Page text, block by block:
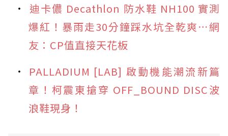
迪卡儂 Decathlon 防水鞋 NH100 實測
爆紅！暴雨走30分鐘踩水坑全乾爽⋯網
友：CP值直接天花板
PALLADIUM [LAB] 啟動機能潮流新篇
章！柯震東搶穿 OFF_BOUND DISC波
浪鞋現身！